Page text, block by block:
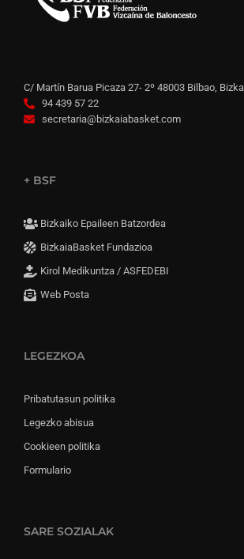
C/ Martín Barua Picaza 27- 2º 48003 Bilbao,
94 439 57 22
secretaria@bizkaiabasket.com
+ BSF
Bizkaiko Epaileen Batzordea
BizkaiaBasket Fundazioa
Kirol Medikuntza / ASFEDEBI
Web Posta
LEGEZKOA
Pribatutasun politika
Legezko abisua
Cookieen politika
Formulario
SARE SOZIALAK